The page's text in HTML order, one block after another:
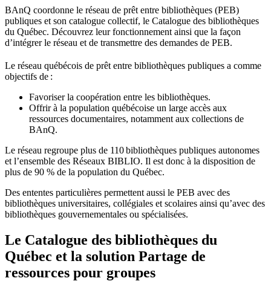
BAnQ coordonne le réseau de prêt entre bibliothèques (PEB)
publiques et son catalogue collectif, le Catalogue des bibliothèques
du Québec. Découvrez leur fonctionnement ainsi que la façon
d’intégrer le réseau et de transmettre des demandes de PEB.
Le réseau québécois de prêt entre bibliothèques publiques a comme
objectifs de :
Favoriser la coopération entre les bibliothèques.
Offrir à la population québécoise un large accès aux
ressources documentaires, notamment aux collections de
BAnQ.
Le réseau regroupe plus de 110bibliothèques publiques autonomes
et l’ensemble des Réseaux BIBLIO. Il est donc à la disposition de
plus de 90 % de la population du Québec.
Des ententes particulières permettent aussi le PEB avec des
bibliothèques universitaires, collégiales et scolaires ainsi qu’avec des
bibliothèques gouvernementales ou spécialisées.
Le Catalogue des bibliothèques du
Québec et la solution Partage de
ressources pour groupes